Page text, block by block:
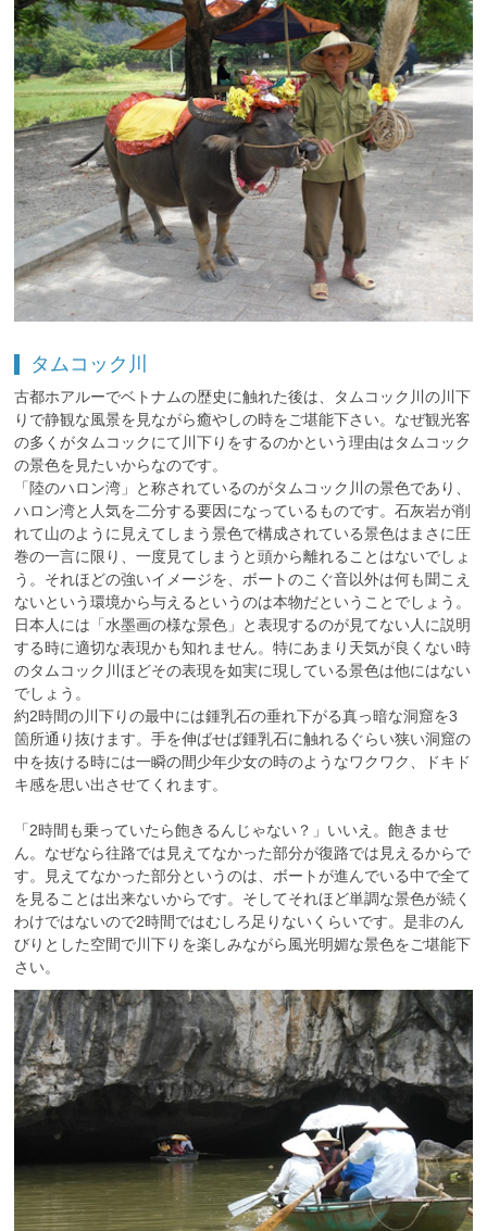
タムコック川
古都ホアルーでベトナムの歴史に触れた後は、タムコック川の川下
りで静観な風景を見ながら癒やしの時をご堪能下さい。なぜ観光客
の多くがタムコックにて川下りをするのかという理由はタムコック
の景色を見たいからなのです。
「陸のハロン湾」と称されているのがタムコック川の景色であり、
ハロン湾と人気を二分する要因になっているものです。石灰岩が削
れて山のように見えてしまう景色で構成されている景色はまさに圧
巻の一言に限り、一度見てしまうと頭から離れることはないでしょ
う。それほどの強いイメージを、ボートのこぐ音以外は何も聞こえ
ないという環境から与えるというのは本物だということでしょう。
日本人には「水墨画の様な景色」と表現するのが見てない人に説明
する時に適切な表現かも知れません。特にあまり天気が良くない時
のタムコック川ほどその表現を如実に現している景色は他にはない
でしょう。
約2時間の川下りの最中には鍾乳石の垂れ下がる真っ暗な洞窟を3
箇所通り抜けます。手を伸ばせば鍾乳石に触れるぐらい狭い洞窟の
中を抜ける時には一瞬の間少年少女の時のようなワクワク、ドキド
キ感を思い出させてくれます。
「2時間も乗っていたら飽きるんじゃない？」いいえ。飽きませ
ん。なぜなら往路では見えてなかった部分が復路では見えるからで
す。見えてなかった部分というのは、ボートが進んでいる中で全て
を見ることは出来ないからです。そしてそれほど単調な景色が続く
わけではないので2時間ではむしろ足りないくらいです。是非のん
びりとした空間で川下りを楽しみながら風光明媚な景色をご堪能下
さい。